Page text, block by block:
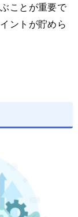
ことが重要で
ントが貯めら